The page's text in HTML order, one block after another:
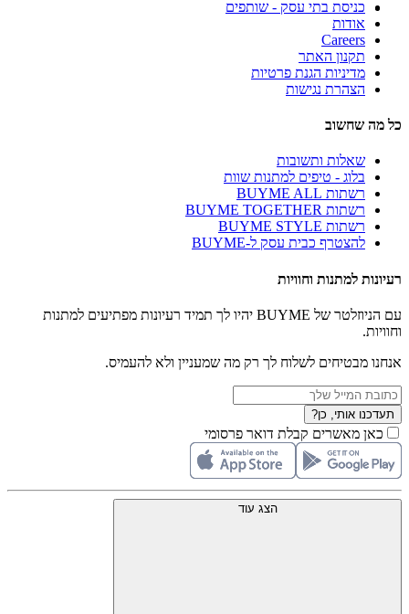
כניסת בתי עסק - שותפים
אודות
Careers
תקנון האתר
מדיניות הגנת פרטיות
הצהרת נגישות
כל מה שחשוב
שאלות ותשובות
בלוג - טיפים למתנות שוות
רשתות BUYME ALL
רשתות BUYME TOGETHER
רשתות BUYME STYLE
להצטרף כבית עסק ל-BUYME
רעיונות למתנות וחוויות
עם הניוזלטר של BUYME יהיו לך תמיד רעיונות מפתיעים למתנות
וחוויות.
אנחנו מבטיחים לשלוח לך רק מה שמעניין ולא להעמיס.
תעדכנו אותי, כן?
כאן מאשרים קבלת דואר פרסומי
הצג עוד